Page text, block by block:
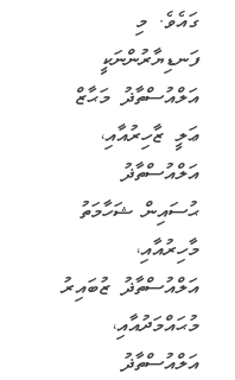
ގައެވެ. މި
ފަނޑިޔާރުންނަކީ
އަލްއުސްތާޛު މަޙާޒް
ޢަލީ ޒާހިރުއާއި،
އަލްއުސްތާޛު
ޙުސައިން ޝަހާމަތު
މާހިރުއާއި،
އަލްއުސްތާޛު ޒުބައިރު
މުޙައްމަދުއާއި،
އަލްއުސްތާޛު